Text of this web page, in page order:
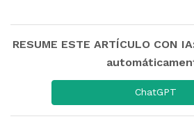
RESUME ESTE ARTÍCULO CON
ChatGPT